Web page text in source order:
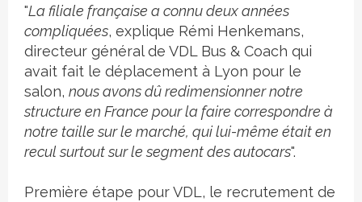
"La filiale française a connu deux années
compliquées, explique Rémi Henkemans,
directeur général de VDL Bus & Coach qui
avait fait le déplacement à Lyon pour le
salon, nous avons dû redimensionner notre
structure en France pour la faire correspondre à
notre taille sur le marché, qui lui-même était en
recul surtout sur le segment des autocars".
Première étape pour VDL, le recrutement de